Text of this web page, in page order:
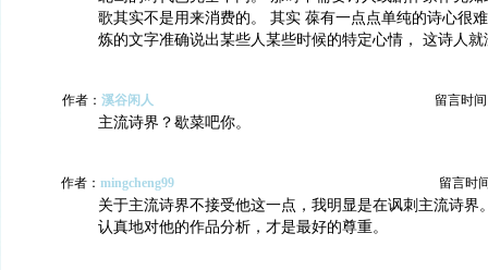
歌其实不是用来消费的。 其实 葆有一点点单纯的诗心很
炼的文字准确说出某些人某些时候的特定心情， 这诗人就
作者： 溪谷闲人 留言时间
主流诗界？歇菜吧你。
作者： mingcheng99 留言时
关于主流诗界不接受他这一点，我明显是在讽刺主流诗界
认真地对他的作品分析，才是最好的尊重。